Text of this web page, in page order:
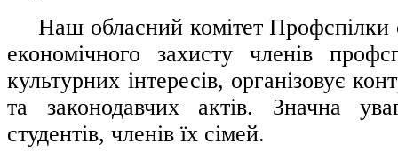
Наш обласний комітет Профспілки
економічного захисту членів
культурних інтересів, організовує
та законодавчих актів. Значна
студентів, членів їх сімей.